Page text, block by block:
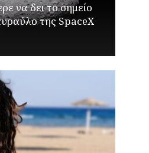
να δει το σημείο
της SpaceX